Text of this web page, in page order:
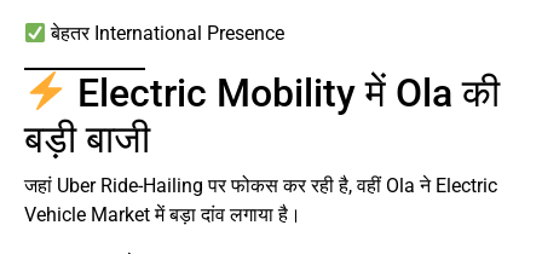
बेहतर International Presence
Electric Mobility में Ola की
बड़ी बाजी
जहां Uber Ride-Hailing पर फोकस कर रही है, वहीं Ola ने Electric
Vehicle Market में बड़ा दांव लगाया है।